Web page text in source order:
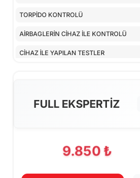
TORPİDO KONTROLÜ
AİRBAGLERİN CİHAZ İLE KONTROLÜ
CİHAZ İLE YAPILAN TESTLER
FULL EKSPERTİZ
9.850 ₺